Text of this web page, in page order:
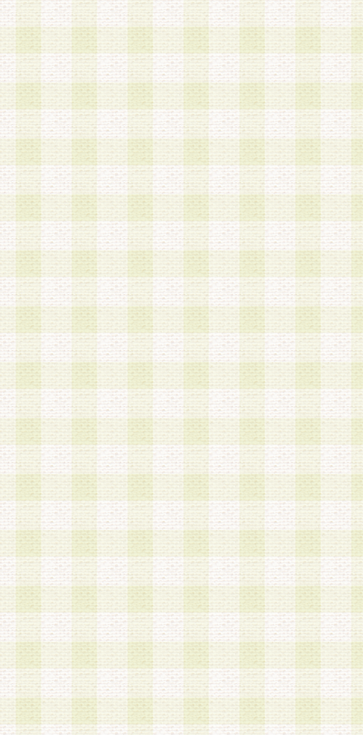
は、当該個人情報を以下の各号に定める目的に利
す。なお、これら事項以外の目的で個人情報を利
かじめ会員の同意を得たうえで利用するものとし
a.本サービスの実施または運営
b.本サービスに係る謝礼、景品、調査サンプル品
c.会員からの電話、メール等の問い合わせなどへ
d.その他これらに付随する業務
2.当社は、会員個人を識別することのできる情報
会員情報を本人の承諾なく第三者に開示すること
人を識別できる情報について第三者に開示または
社は事前に会員本人の同意を得るものとします。
3.前項の定めに拘わらず、当社は、以下の目的に
意を 得ることなく、会員個人を識別できる情報
づき選定した委託業者に対して当社の責任におい
できるものとします。な お、当社は、当該委託
契約を締結しこれを遵守させるとともに、本規約
の注意をもって当該情報を使用させるものとし ま
a.本サービスに係る謝礼、景品、調査サンプル品
b.会員からの電話、メール等の問い合わせなどへ
c.モバイルリサーチ、またはグループ形式による
実施もしくは運営
d.その他これらに付随する業務
4.会員は、住所、電話番号その他の登録情報につ
合は、速やかに当社所定の変更手続きを行うもの
5.当社は、必要と認めた場合、会員に対して、電
手段により登録情報の対象者が会員登録者本人で
の内容が正確であること、アンケートの回答内容
うことができるものとます。
6.会員は、会員登録後当社が定期的に行う登録情
して、当社指定の期間内に更新手続きを行うもの
該期間内に更新手続きを行わない場合、その時点
発行したポイントは失効されるものとします。